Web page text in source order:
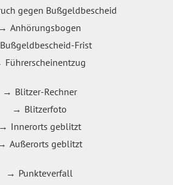
gegen Bußgeldbescheid
Anhörungsbogen
Bußgeldbescheid-Frist
Führerscheinentzug
Blitzer-Rechner
Blitzerfoto
Innerorts geblitzt
Außerorts geblitzt
Punkteverfall